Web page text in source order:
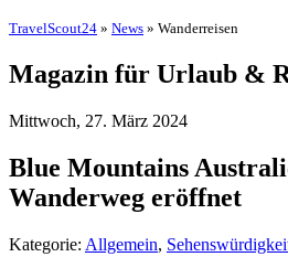
TravelScout24 » News » Wanderreisen
Magazin für Urlaub &
Mittwoch, 27. März 2024
Blue Mountains
Wanderweg eröffnet
Kategorie: Allgemein,